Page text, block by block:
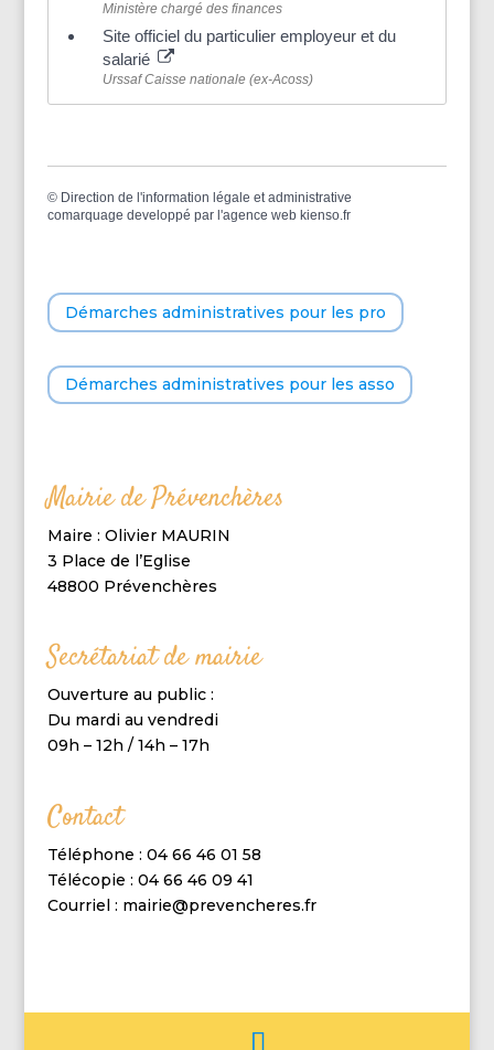
Ministère chargé des finances
Site officiel du particulier employeur et du
salarié
Urssaf Caisse nationale (ex-Acoss)
© Direction de l'information légale et administrative
comarquage developpé par l'agence web kienso.fr
Démarches administratives pour les pro
Démarches administratives pour les asso
Mairie de Prévenchères
Maire : Olivier MAURIN
3 Place de l’Eglise
48800 Prévenchères
Secrétariat de mairie
Ouverture au public :
Du mardi au vendredi
09h – 12h / 14h – 17h
Contact
Téléphone : 04 66 46 01 58
Télécopie : 04 66 46 09 41
Courriel : mairie@prevencheres.fr